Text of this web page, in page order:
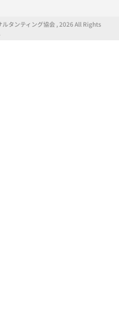
タンティング協会 , 2026 All Rights